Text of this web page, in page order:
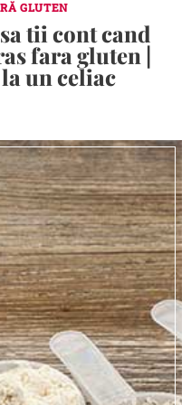
GLUTEN
tii cont cand
fara gluten |
un celiac